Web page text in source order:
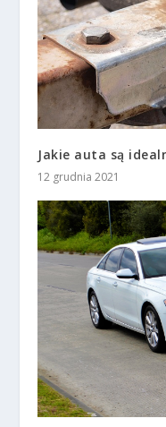
Jakie auta są
12 grudnia 2021